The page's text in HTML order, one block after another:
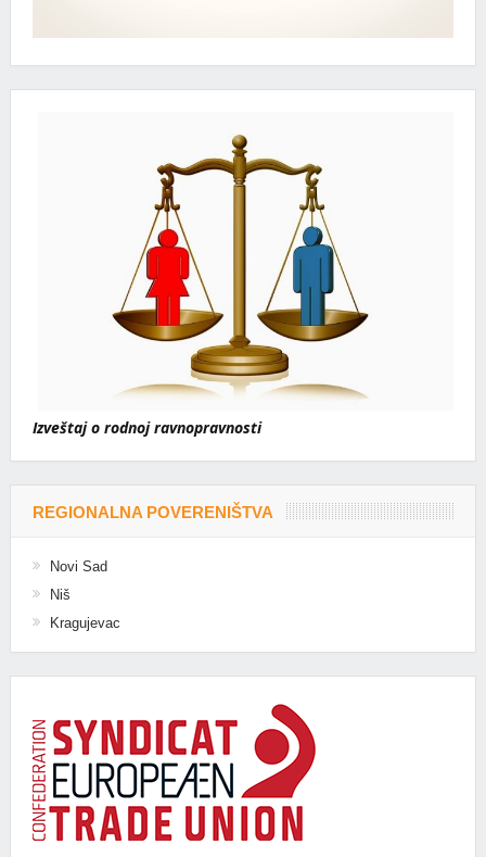
Izveštaj o rodnoj ravnopravnosti
REGIONALNA POVERENIŠTVA
Novi Sad
Niš
Kragujevac